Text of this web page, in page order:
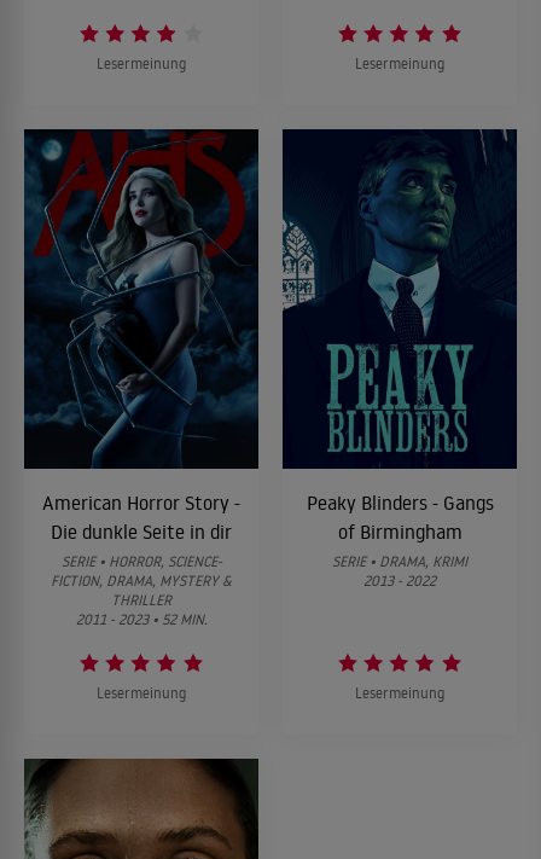
Lesermeinung Lesermeinung
American Horror Story -
Die dunkle Seite in dir
SERIE • HORROR, SCIENCE-
FICTION, DRAMA, MYSTERY &
THRILLER
2011 - 2023 • 52 MIN.
Lesermeinung
Peaky Blinders - Gangs
of Birmingham
SERIE • DRAMA, KRIMI
2013 - 2022
Lesermeinung